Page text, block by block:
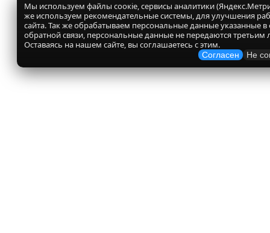
Мы используем файлы соокіе, сервисы аналитики
же используем рекомендательные системы, для улучшения
сайта. Так же обрабатываем персональные данные указанные
обратной связи, персональные данные не передаются третьим
Оставаясь на нашем сайте, вы соглашаетесь с этим.
Согласен Не